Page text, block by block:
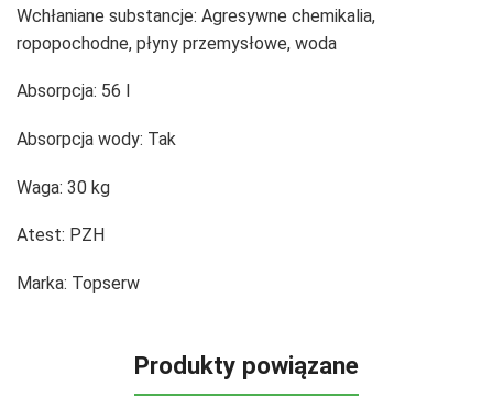
Wchłaniane substancje: Agresywne chemikalia,
ropopochodne, płyny przemysłowe, woda
Absorpcja: 56 l
Absorpcja wody: Tak
Waga: 30 kg
Atest: PZH
Marka: Topserw
Produkty powiązane